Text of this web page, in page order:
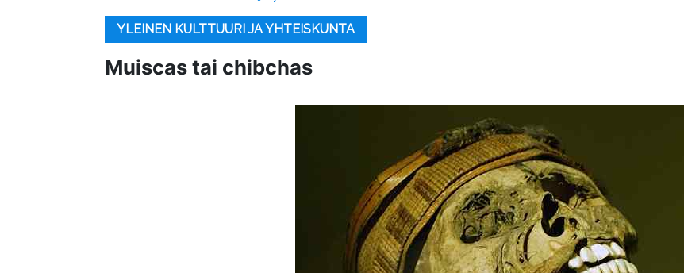
YLEINEN KULTTUURI JA YHTEISKUNTA
Muiscas tai chibchas